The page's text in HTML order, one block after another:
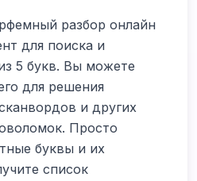
разбор онлайн
для поиска и
5 букв. Вы можете
для решения
и других
Просто
буквы и их
список